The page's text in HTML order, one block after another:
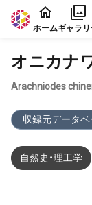
本文に飛ぶ
ホームギャラ
オニカナ
Arachniodes
収録元データベ
自然史・理工学